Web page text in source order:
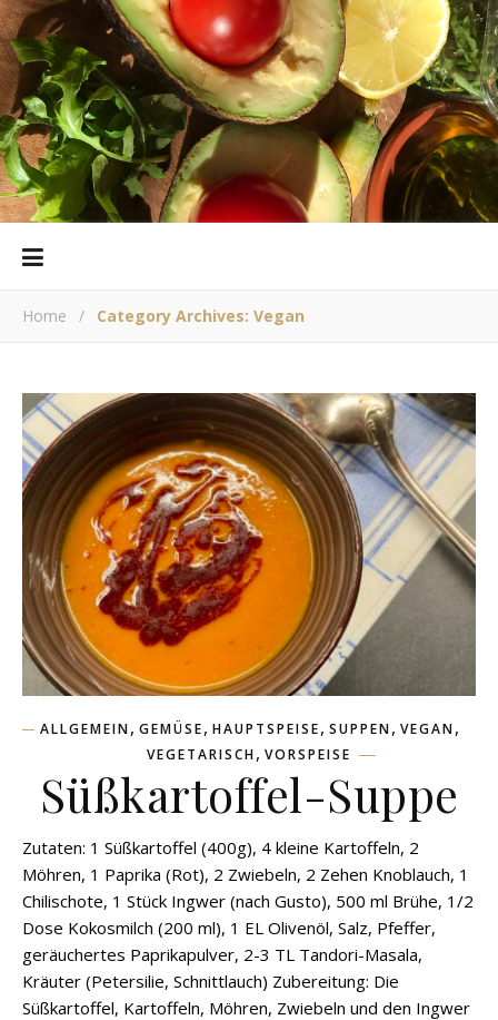
Home / Category Archives: Vegan
ALLGEMEIN, GEMÜSE, HAUPTSPEISE, SUPPEN, VEGAN,
VEGETARISCH, VORSPEISE
Süßkartoffel-Suppe
Zutaten: 1 Süßkartoffel (400g), 4 kleine Kartoffeln, 2
Möhren, 1 Paprika (Rot), 2 Zwiebeln, 2 Zehen Knoblauch, 1
Chilischote, 1 Stück Ingwer (nach Gusto), 500 ml Brühe, 1/2
Dose Kokosmilch (200 ml), 1 EL Olivenöl, Salz, Pfeffer,
geräuchertes Paprikapulver, 2-3 TL Tandori-Masala,
Kräuter (Petersilie, Schnittlauch) Zubereitung: Die
Süßkartoffel, Kartoffeln, Möhren, Zwiebeln und den Ingwer